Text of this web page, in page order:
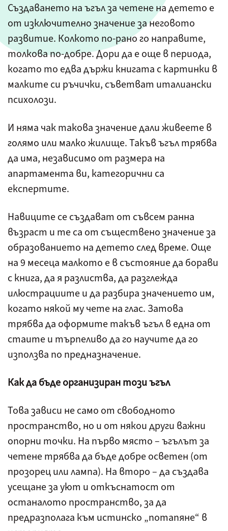
Създаването на ъгъл за четене на детето е
от изключително значение за неговото
развитие. Колкото по-рано го направите,
толкова по-добре. Дори да е още в периода,
когато то едва държи книгата с картинки в
малките си ръчички, съветват италиански
психолози.
И няма чак такова значение дали живеете в
голямо или малко жилище. Такъв ъгъл трябва
да има, независимо от размера на
апартамента ви, категорични са
експертите.
Навиците се създават от съвсем ранна
възраст и те са от съществено значение за
образованието на детето след време. Още
на 9 месеца малкото е в състояние да борави
с книга, да я разлиства, да разглежда
илюстрациите и да разбира значението им,
когато някой му чете на глас. Затова
трябва да оформите такъв ъгъл в една от
стаите и търпеливо да го научите да го
използва по предназначение.
Как да бъде организиран този ъгъл
Това зависи не само от свободното
пространство, но и от някои други важни
опорни точки. На първо място – ъгълът за
четене трябва да бъде добре осветен (от
прозорец или лампа). На второ – да създава
усещане за уют и откъснатост от
останалото пространство, за да
предразполага към истинско „потапяне“ в